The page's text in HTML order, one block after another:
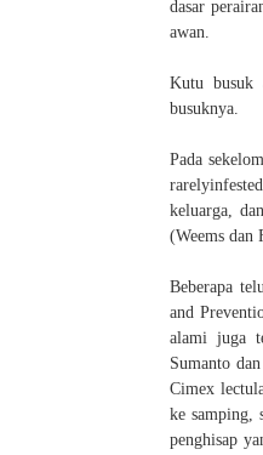
dasar
awan.
Kutu busuk
busuknya.
Pada
keluarga,
(Weems dan
Beberapa
and
alami juga
Sumanto
Cimex
ke samping,
penghisap